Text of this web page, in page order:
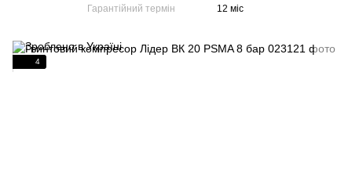
Гарантійний термін
12 міс
4